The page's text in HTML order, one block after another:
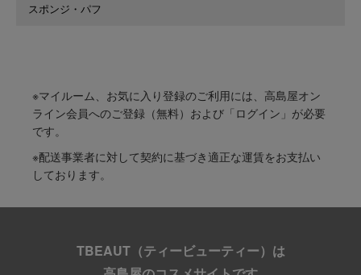
スポンジ・パフ
※マイルーム、お気に入り登録のご利用には、高島屋オン
ライン会員へのご登録（無料）および「ログイン」が必要
です。
※配送事業者に対して契約に基づき適正な運賃をお支払い
しております。
TBEAUT（ティービューティー）は